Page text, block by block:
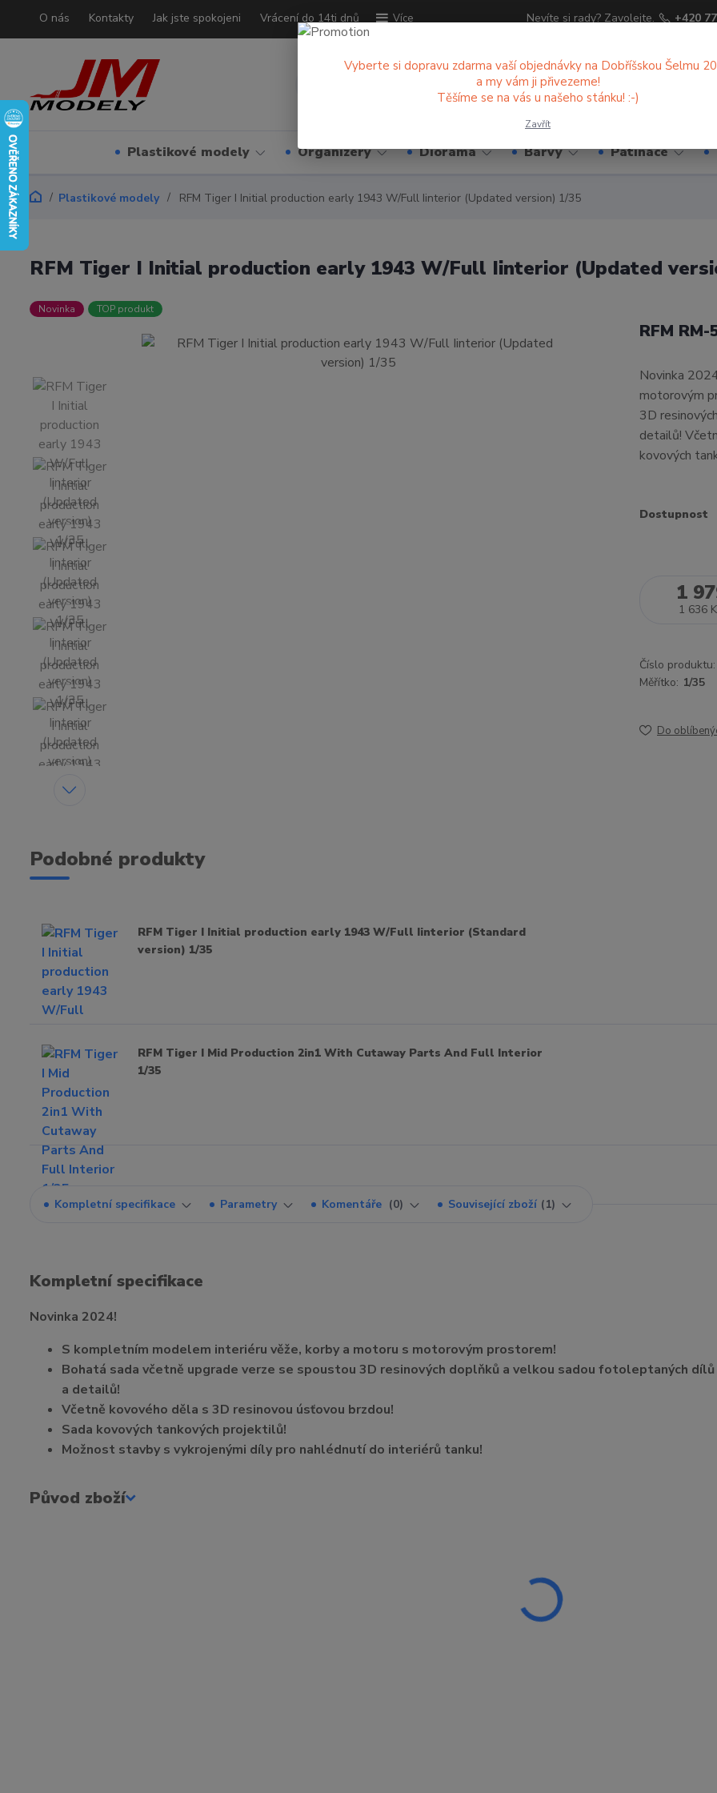
O nás Kontakty Jak jste spokojeni Vrácení do 14ti dnů Více Nevíte si rady? Zavolejte. +420
Plastikové modely Organizéry Diorama Barvy Patinace
Plastikové modely RFM Tiger I Initial production early 1943 W/Full Iinterior (Updated version) 1/35
RFM Tiger I Initial production early 1943 W/Full Iinterior (Updated
Novinka TOP produkt
RFM RM-
Novinka
motorovým
3D
detailů!
kovových
Dostupnost
1
1 636
Číslo produktu:
Měřítko: 1/35
Do
Podobné produkty
RFM Tiger I Initial production early 1943 W/Full Iinterior (Standard
version) 1/35
RFM Tiger I Mid Production 2in1 With Cutaway Parts And Full Interior
1/35
Kompletní specifikace Parametry Komentáře 0 Související zboží 1
Kompletní specifikace
Novinka 2024!
S kompletním modelem interiéru věže, korby a motoru s motorovým prostorem!
Bohatá sada včetně upgrade verze se spoustou 3D resinových doplňků a velkou sadou fotoleptaných
a detailů!
Včetně kovového děla s 3D resinovou úsťovou brzdou!
Sada kovových tankových projektilů!
Možnost stavby s vykrojenými díly pro nahlédnutí do interiérů tanku!
Původ zboží
Vyberte si dopravu zdarma vaší objednávky na Dobříšskou Šelmu
a my vám ji přivezeme!
Těšíme se na vás u našeho stánku! :-)
Zavřít